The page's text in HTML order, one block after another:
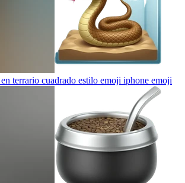
terrario cuadrado estilo emoji iphone emoji